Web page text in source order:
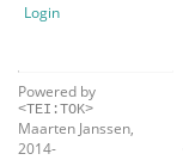
Login
Powered by
<TEI:TOK>
Maarten Janssen,
2014-